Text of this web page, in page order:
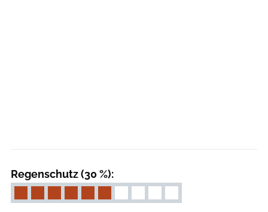
Regenschutz (30 %):